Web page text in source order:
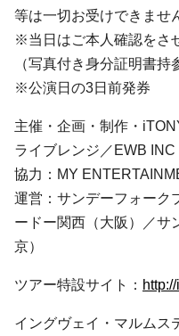
等は一切お受けできませ
※当日はご本人確認をさ
（写真付き身分証明書持
※公演日の3日前発券
主催・企画・制作・
ライブレンジ／EWB INC
協力：MY
運営：サンデーフォーク
ードー関西（大阪）／サ
京）
ツアー特設サイト：
イングヴェイ・マルムス